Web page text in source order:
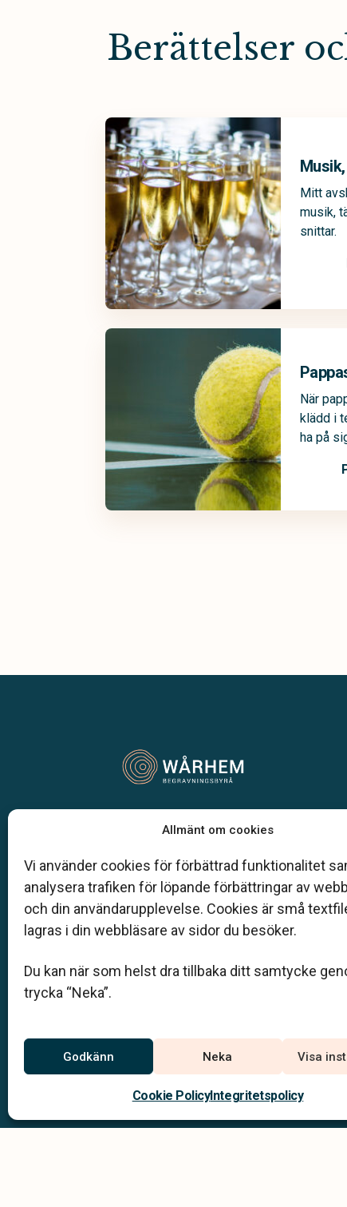
Allmänt om cookies
Vi använder cookies för förbättrad funktionalitet
analysera trafiken för löpande förbättringar av
och din användarupplevelse. Cookies är små
lagras i din webbläsare av sidor du besöker.
Du kan när som helst dra tillbaka ditt samtycke
trycka “Neka”.
Godkänn Neka Visa
Cookie PolicyIntegritetspolicy
Berättelser
Mitt
musik,
snittar.
När
klädd i
ha på
Vår begravningsbyrå är en del av Klarahill.
auktoriserade inom Sveriges begravningsbyråers
förbund (SBF). Det personliga är centralt för oss,
när det gäller bemötande och när vi utformar
skräddarsydda personliga begravningar.
info@warhem.se
Jourtelefon
0120-131 50